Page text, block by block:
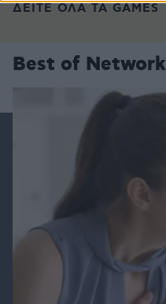
ΔΕΙΤΕ ΟΛΑ ΤΑ GAMES
Best of Network